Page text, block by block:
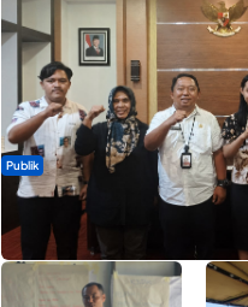
Publik
Dua Talenta Muda Ternate
Gita Bahana Nusantara 2026